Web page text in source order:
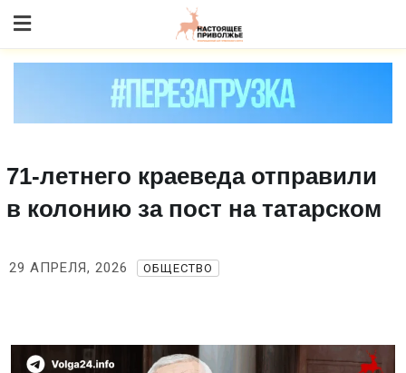
to content
71‑летнего краеведа отправили
в колонию за пост на татарском
29 АПРЕЛЯ, 2026 ОБЩЕСТВО